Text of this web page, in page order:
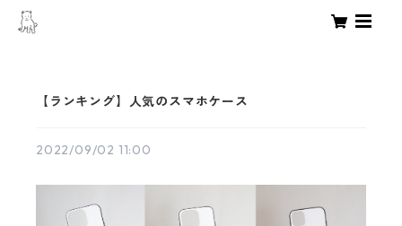
【ランキング】人気のスマホケース
2022/09/02 11:00